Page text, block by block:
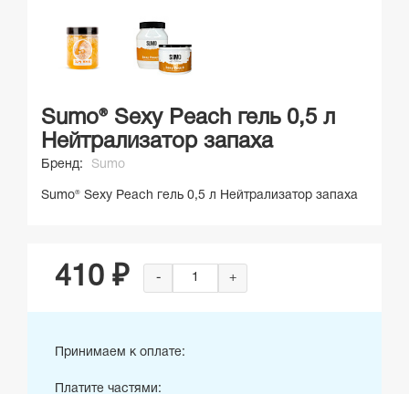
Sumo® Sexy Peach гель 0,5 л
Нейтрализатор запаха
Бренд: Sumo
Sumo® Sexy Peach гель 0,5 л Нейтрализатор запаха
410 ₽ - +
Принимаем к оплате:
Платите частями: